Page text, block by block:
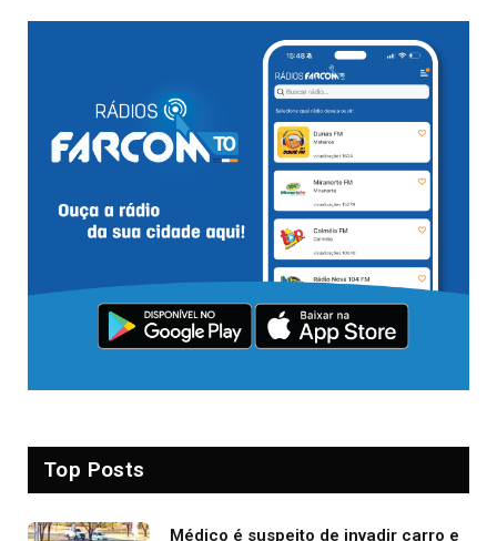
Top Posts
Médico é suspeito de invadir carro e